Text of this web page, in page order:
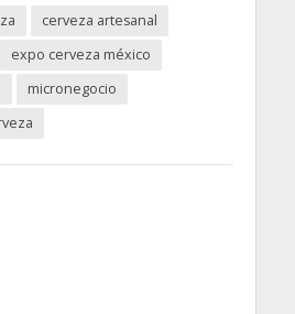
cerveza artesanal
expo cerveza méxico
micronegocio